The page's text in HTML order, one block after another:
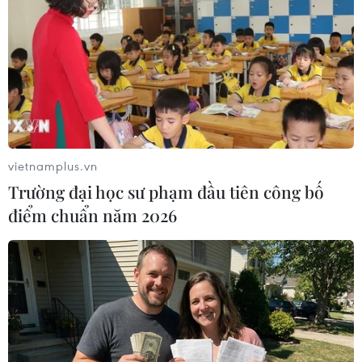
nhau và trở thành một tập thể mặc dù ông có
những thay đổi đáng kể về mặt nhân sự.
Rummenigge-Salihamidzic cần gì phải tìm ai nữa khi mà họ
đang có trong tay Flick. (Nguồn: BFW)
vietnamplus.vn
Trường đại học sư phạm đầu tiên công bố
điểm chuẩn năm 2026